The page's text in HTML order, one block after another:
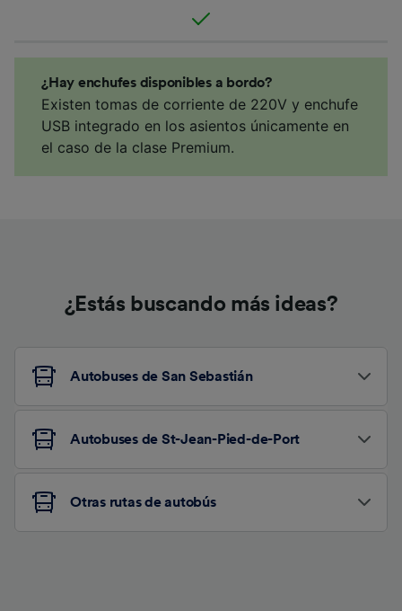
¿Hay enchufes disponibles a bordo?
Existen tomas de corriente de 220V y enchufe
USB integrado en los asientos únicamente en
el caso de la clase Premium.
¿Estás buscando más ideas?
Autobuses de San Sebastián
Autobuses de St-Jean-Pied-de-Port
Otras rutas de autobús